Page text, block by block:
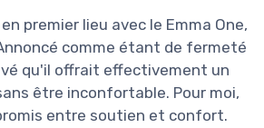
premier lieu avec le Emma One,
comme étant de fermeté
qu'il offrait effectivement un
être inconfortable. Pour moi,
entre soutien et confort.